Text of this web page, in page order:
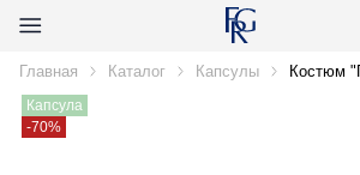
Главная Каталог Капсулы Костюм
Капсула
-70%